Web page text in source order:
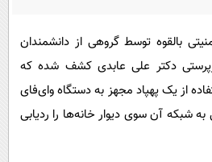
فناوری
گوناگون
حوادث
روانشناسی
آشپزی
دانلود
بالقوه توسط گروهی از دانشمندان
سرپرستی دکتر علی عابدی کشف شده که
از یک پهپاد مجهز به دستگاه وای‌فای
شبکه‌ آن سوی دیوار خانه‌ها را ردیابی